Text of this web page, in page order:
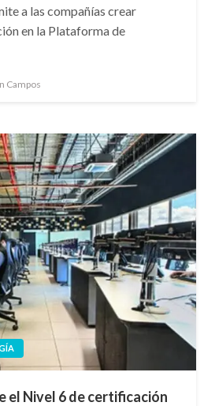
a las compañías crear
en la Plataforma de
Campos
el Nivel 6 de certificación